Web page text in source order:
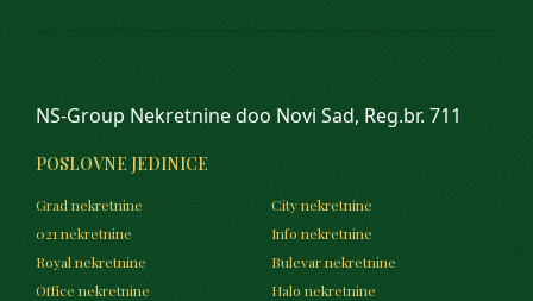
NS-Group Nekretnine doo Novi Sad, Reg.br. 711
POSLOVNE JEDINICE
Grad nekretnine
City nekretnine
021 nekretnine
Info nekretnine
Royal nekretnine
Bulevar nekretnine
Office nekretnine
Halo nekretnine